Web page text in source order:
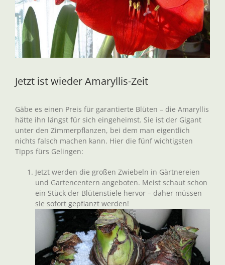
Jetzt ist wieder Amaryllis-Zeit
Gäbe es einen Preis für garantierte Blüten – die Amaryllis
hätte ihn längst für sich eingeheimst. Sie ist der Gigant
unter den Zimmerpflanzen, bei dem man eigentlich
nichts falsch machen kann. Hier die fünf wichtigsten
Tipps fürs Gelingen:
Jetzt werden die großen Zwiebeln in Gärtnereien
und Gartencentern angeboten. Meist schaut schon
ein Stück der Blütenstiele hervor – daher müssen
sie sofort gepflanzt werden!